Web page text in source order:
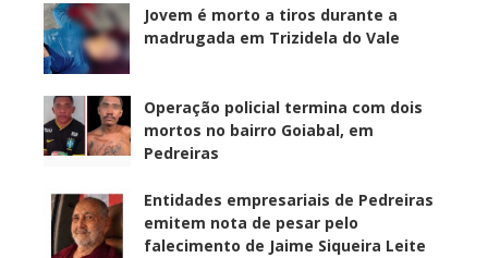
Jovem é morto a tiros durante a
madrugada em Trizidela do Vale
Operação policial termina com dois
mortos no bairro Goiabal, em
Pedreiras
Entidades empresariais de Pedreiras
emitem nota de pesar pelo
falecimento de Jaime Siqueira Leite